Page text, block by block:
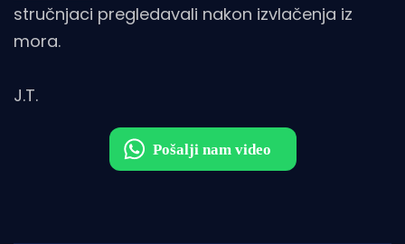
stručnjaci pregledavali nakon izvlačenja iz
mora.
J.T.